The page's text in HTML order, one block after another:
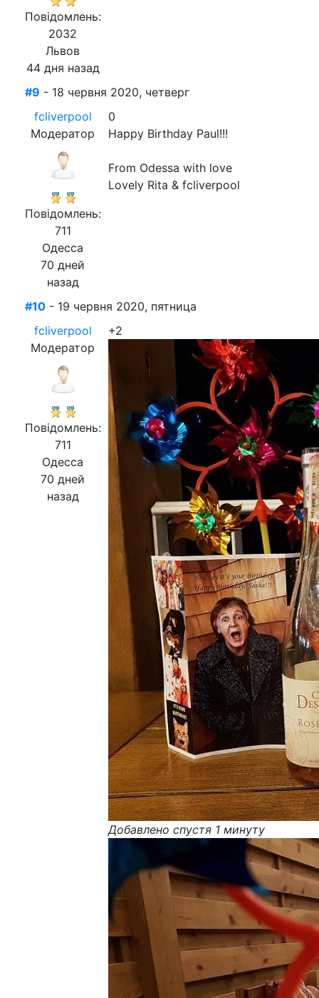
Повідомлень:
2032
Львов
44 дня назад
#9 - 18 червня 2020, четверг
fcliverpool
Модератор
Повідомлень:
711
Одесса
70 дней
назад
0
Happy Birthday Paul!!!
From Odessa with love
Lovely Rita & fcliverpool
#10 - 19 червня 2020, пятница
fcliverpool
Модератор
Повідомлень:
711
Одесса
70 дней
назад
+2
Добавлено спустя 1 минуту